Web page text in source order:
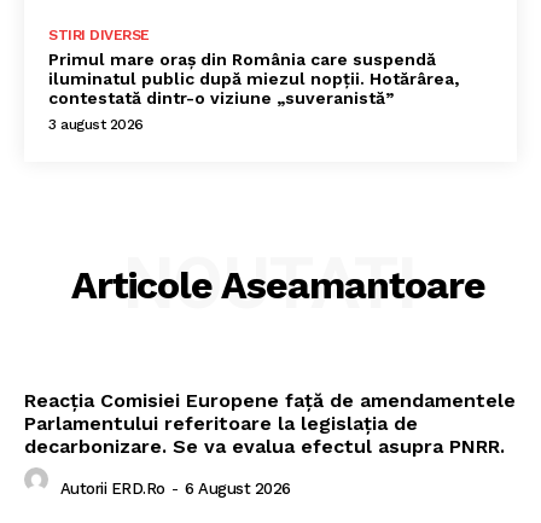
STIRI DIVERSE
Primul mare oraș din România care suspendă
iluminatul public după miezul nopții. Hotărârea,
contestată dintr-o viziune „suveranistă”
3 august 2026
Articole Aseamantoare
NOUTATI
Reacția Comisiei Europene față de amendamentele
Parlamentului referitoare la legislația de
decarbonizare. Se va evalua efectul asupra PNRR.
Autorii ERD.ro - 6 August 2026